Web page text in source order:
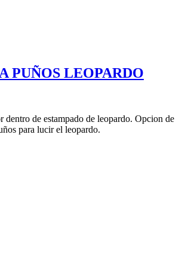
PUÑOS LEOPARDO
dentro de estampado de leopardo. Opcion de
para lucir el leopardo.